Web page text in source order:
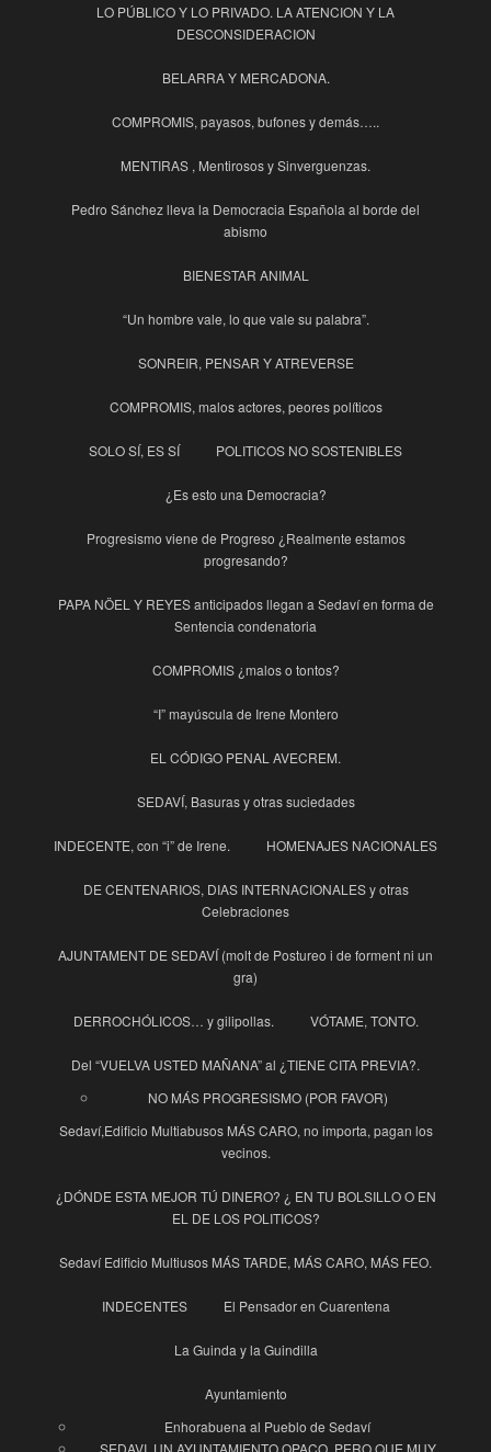
LO PÚBLICO Y LO PRIVADO. LA ATENCION Y LA
DESCONSIDERACION
BELARRA Y MERCADONA.
COMPROMIS, payasos, bufones y demás…..
MENTIRAS , Mentirosos y Sinverguenzas.
Pedro Sánchez lleva la Democracia Española al borde del
abismo
BIENESTAR ANIMAL
“Un hombre vale, lo que vale su palabra”.
SONREIR, PENSAR Y ATREVERSE
COMPROMIS, malos actores, peores políticos
SOLO SÍ, ES SÍ POLITICOS NO SOSTENIBLES
¿Es esto una Democracia?
Progresismo viene de Progreso ¿Realmente estamos
progresando?
PAPA NÖEL Y REYES anticipados llegan a Sedaví en forma de
Sentencia condenatoria
COMPROMIS ¿malos o tontos?
“I” mayúscula de Irene Montero
EL CÓDIGO PENAL AVECREM.
SEDAVÍ, Basuras y otras suciedades
INDECENTE, con “i” de Irene. HOMENAJES NACIONALES
DE CENTENARIOS, DIAS INTERNACIONALES y otras
Celebraciones
AJUNTAMENT DE SEDAVÍ (molt de Postureo i de forment ni un
gra)
DERROCHÓLICOS… y gilipollas. VÓTAME, TONTO.
Del “VUELVA USTED MAÑANA” al ¿TIENE CITA PREVIA?.
NO MÁS PROGRESISMO (POR FAVOR)
Sedaví,Edificio Multiabusos MÁS CARO, no importa, pagan los
vecinos.
¿DÓNDE ESTA MEJOR TÚ DINERO? ¿ EN TU BOLSILLO O EN
EL DE LOS POLITICOS?
Sedaví Edificio Multiusos MÁS TARDE, MÁS CARO, MÁS FEO.
INDECENTES El Pensador en Cuarentena
La Guinda y la Guindilla
Ayuntamiento
Enhorabuena al Pueblo de Sedaví
SEDAVI, UN AYUNTAMIENTO OPACO, PERO QUE MUY